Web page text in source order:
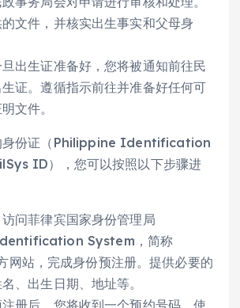
文件，并核实出生事实和父母身
出生证准备好，您将被通知前往民
证。遵循指示前往并准备好任何可
文件。
身份证（Philippine Identification
ID），您可以按照以下步骤进
问菲律宾国家身份管理局
System，简称
网站，完成身份预注册。提供必要的
、出生日期、地址等。
册后，您将收到一个预约号码。使